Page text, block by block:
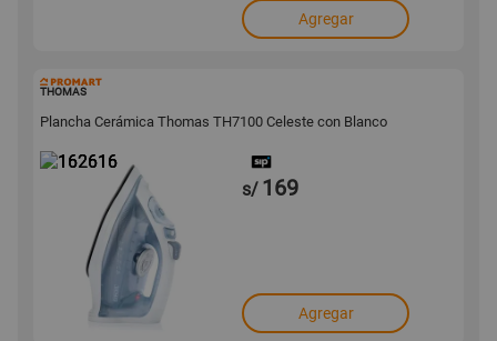
Agregar
THOMAS
Plancha Cerámica Thomas TH7100 Celeste con Blanco
s/ 169
Agregar